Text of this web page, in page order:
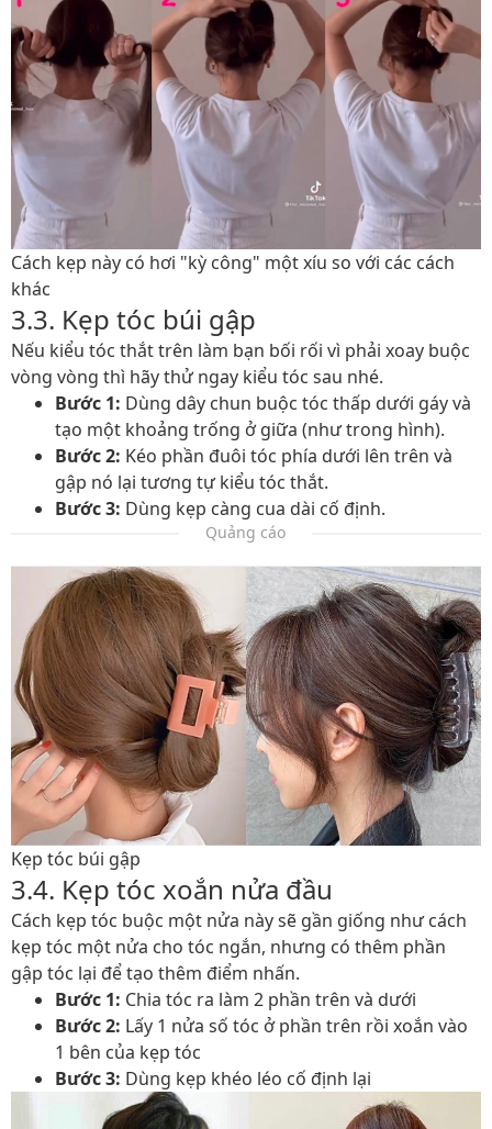
Cách kẹp này có hơi "kỳ công" một xíu so với các cách
khác
3.3. Kẹp tóc búi gập
Nếu kiểu tóc thắt trên làm bạn bối rối vì phải xoay buộc
vòng vòng thì hãy thử ngay kiểu tóc sau nhé.
Bước 1: Dùng dây chun buộc tóc thấp dưới gáy và
tạo một khoảng trống ở giữa (như trong hình).
Bước 2: Kéo phần đuôi tóc phía dưới lên trên và
gập nó lại tương tự kiểu tóc thắt.
Bước 3: Dùng kẹp càng cua dài cố định.
Quảng cáo
Kẹp tóc búi gập
3.4. Kẹp tóc xoắn nửa đầu
Cách kẹp tóc buộc một nửa này sẽ gần giống như cách
kẹp tóc một nửa cho tóc ngắn, nhưng có thêm phần
gập tóc lại để tạo thêm điểm nhấn.
Bước 1: Chia tóc ra làm 2 phần trên và dưới
Bước 2: Lấy 1 nửa số tóc ở phần trên rồi xoắn vào
1 bên của kẹp tóc
Bước 3: Dùng kẹp khéo léo cố định lại